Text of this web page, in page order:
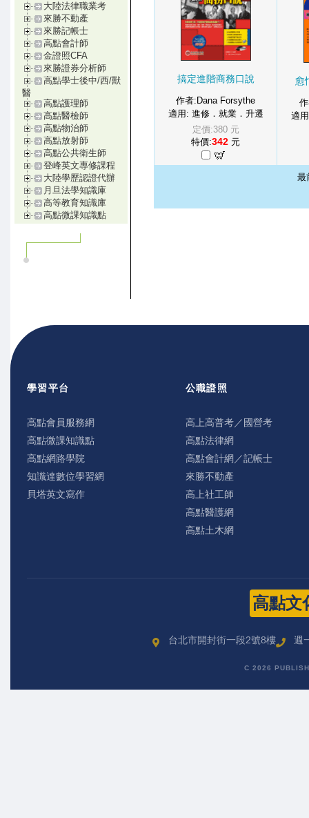
大陸法律職業考
來勝不動產
來勝記帳士
高點會計師
金證照CFA
來勝證券分析師
高點學士後中/西/獸
醫
高點護理師
高點醫檢師
高點物治師
高點放射師
高點公共衛生師
登峰英文專修課程
大陸學歷認證代辦
月旦法學知識庫
高等教育知識庫
高點微課知識點
搞定進階商務口說
作者:Dana Forsythe
適用: 進修．就業．升遷
定價:380 元
特價:342 元
愈
適
最
學習平台
高點會員服務網
高點微課知識點
高點網路學院
知識達數位學習網
貝塔英文寫作
公職證照
高上高普考／國營考
高點法律網
高點會計網／記帳士
來勝不動產
高上社工師
高點醫護網
高點土木網
高點文
台北市開封街一段2號8樓 週
C 2026